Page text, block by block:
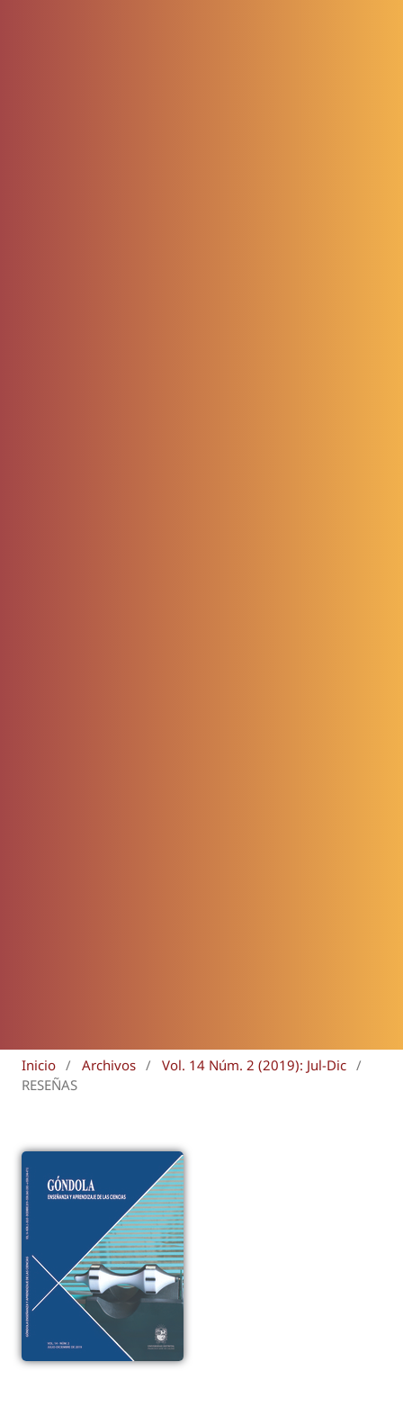
Inicio / Archivos / Vol. 14 Núm. 2 (2019): Jul-Dic /
RESEÑAS